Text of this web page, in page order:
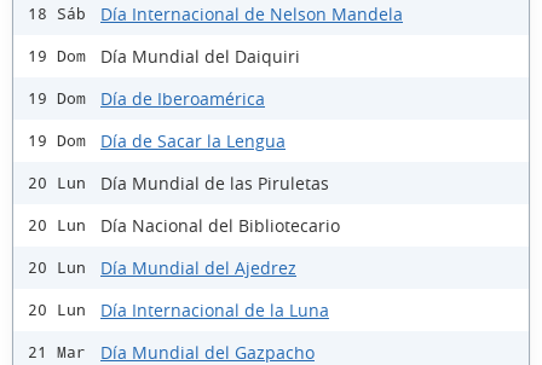
18 Sáb Día Internacional de Nelson Mandela
19 Dom Día Mundial del Daiquiri
19 Dom Día de Iberoamérica
19 Dom Día de Sacar la Lengua
20 Lun Día Mundial de las Piruletas
20 Lun Día Nacional del Bibliotecario
20 Lun Día Mundial del Ajedrez
20 Lun Día Internacional de la Luna
21 Mar Día Mundial del Gazpacho